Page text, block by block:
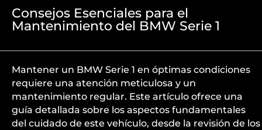
Consejos Esenciales para el
Mantenimiento del BMW Serie 1
Mantener un BMW Serie 1 en óptimas condiciones
requiere una atención meticulosa y un
mantenimiento regular. Este artículo ofrece una
guía detallada sobre los aspectos fundamentales
del cuidado de este vehículo, desde la revisión de los